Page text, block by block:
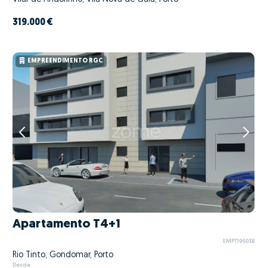
319.000 €
EMPREENDIMENTO RGC
Apartamento T4+1
EMPT195038
Rio Tinto, Gondomar, Porto
Desde